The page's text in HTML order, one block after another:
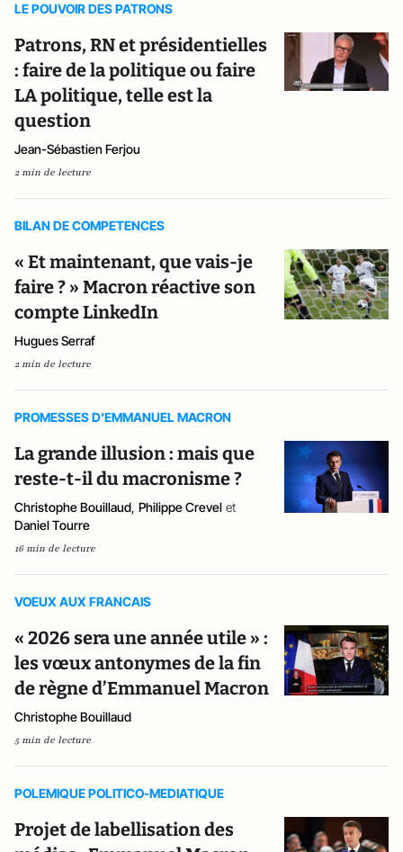
LE POUVOIR DES PATRONS
Patrons, RN et présidentielles
: faire de la politique ou faire
LA politique, telle est la
question
Jean-Sébastien Ferjou
2 min de lecture
BILAN DE COMPETENCES
« Et maintenant, que vais-je
faire ? » Macron réactive son
compte LinkedIn
Hugues Serraf
2 min de lecture
PROMESSES D'EMMANUEL MACRON
La grande illusion : mais que
reste-t-il du macronisme ?
Christophe Bouillaud, Philippe Crevel et
Daniel Tourre
16 min de lecture
VOEUX AUX FRANCAIS
« 2026 sera une année utile » :
les vœux antonymes de la fin
de règne d’Emmanuel Macron
Christophe Bouillaud
5 min de lecture
POLEMIQUE POLITICO-MEDIATIQUE
Projet de labellisation des